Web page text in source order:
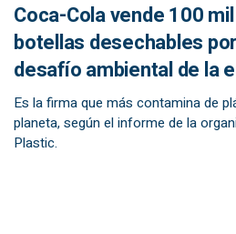
Coca-Cola vende 100
botellas desechables
desafío ambiental de la
Es la firma que más contamina de
planeta, según el informe de la
Plastic.